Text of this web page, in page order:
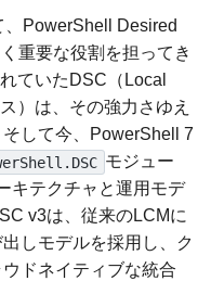
PowerShell Desired
重要な役割を担ってき
ていたDSC（Local
）は、その強力さゆえ
して今、PowerShell 7
モジュー
キテクチャと運用モデ
v3は、従来のLCMに
しモデルを採用し、ク
ドネイティブな統合